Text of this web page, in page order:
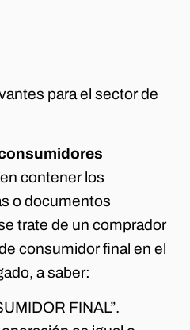
para el sector de
contener los
o documentos
trate de un comprador
consumidor final en el
a saber:
FINAL”.